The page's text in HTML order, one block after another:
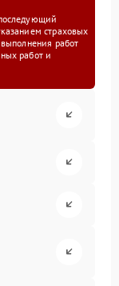
страховых
работ
работ и